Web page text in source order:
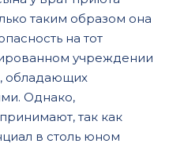
таким образом она
на тот
учреждении
обладающих
Однако,
так как
в столь юном